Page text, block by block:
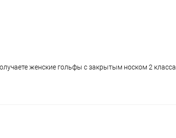
женские гольфы с закрытым носком 2 класса